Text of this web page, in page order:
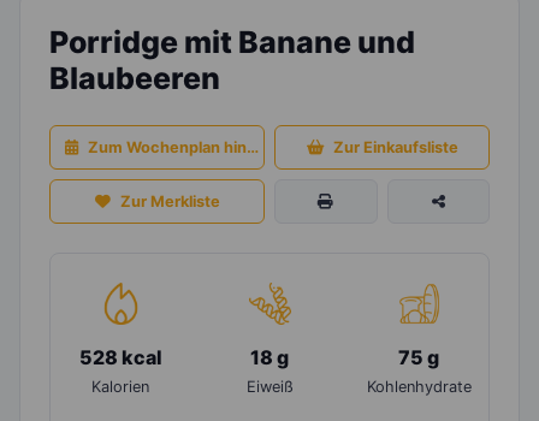
Porridge mit Banane und
Blaubeeren
Zum Wochenplan hinzufügen Zur Einkaufsliste
Zur Merkliste
528 kcal
Kalorien
18 g
Eiweiß
75 g
Kohlenhydrate